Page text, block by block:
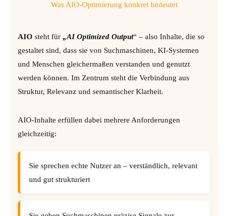
Was AIO-Optimierung konkret bedeutet
AIO steht für „AI Optimized Output“ – also Inhalte, die so
gestaltet sind, dass sie von Suchmaschinen, KI-Systemen
und Menschen gleichermaßen verstanden und genutzt
werden können. Im Zentrum steht die Verbindung aus
Struktur, Relevanz und semantischer Klarheit.
AIO-Inhalte erfüllen dabei mehrere Anforderungen
gleichzeitig:
Sie sprechen echte Nutzer an – verständlich, relevant
und gut strukturiert